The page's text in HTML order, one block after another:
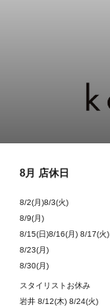
8月 店休日
8/2(月)8/3(火)
8/9(月)
8/15(日)8/16(月) 8/17(火)
8/23(月)
8/30(月)
スタイリストお休み
岩井 8/12(木) 8/24(火)